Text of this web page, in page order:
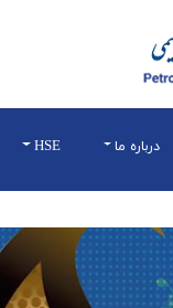
درباره ما HSE